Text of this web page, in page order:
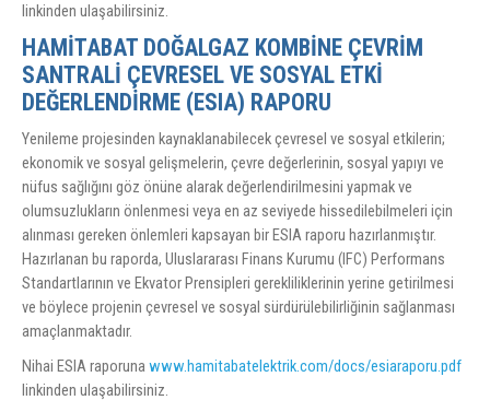
linkinden ulaşabilirsiniz.
HAMİTABAT DOĞALGAZ KOMBİNE ÇEVRİM
SANTRALİ ÇEVRESEL VE SOSYAL ETKİ
DEĞERLENDİRME (ESIA) RAPORU
Yenileme projesinden kaynaklanabilecek çevresel ve sosyal etkilerin;
ekonomik ve sosyal gelişmelerin, çevre değerlerinin, sosyal yapıyı ve
nüfus sağlığını göz önüne alarak değerlendirilmesini yapmak ve
olumsuzlukların önlenmesi veya en az seviyede hissedilebilmeleri için
alınması gereken önlemleri kapsayan bir ESIA raporu hazırlanmıştır.
Hazırlanan bu raporda, Uluslararası Finans Kurumu (IFC) Performans
Standartlarının ve Ekvator Prensipleri gerekliliklerinin yerine getirilmesi
ve böylece projenin çevresel ve sosyal sürdürülebilirliğinin sağlanması
amaçlanmaktadır.
Nihai ESIA raporuna www.hamitabatelektrik.com/docs/esiaraporu.pdf
linkinden ulaşabilirsiniz.